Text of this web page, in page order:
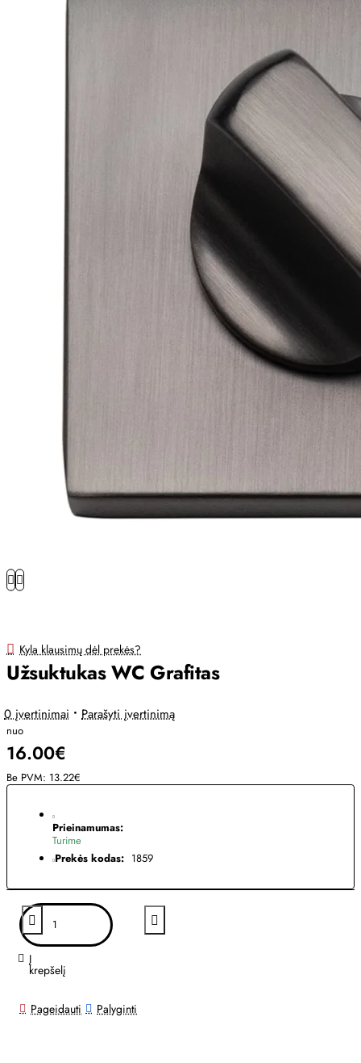
Kyla klausimų dėl prekės?
Užsuktukas WC Grafitas
0 įvertinimai • Parašyti įvertinimą
nuo
16.00€
Be PVM: 13.22€
Prieinamumas:
Turime
Prekės kodas: 1859
Į
krepšelį
Pageidauti Palyginti